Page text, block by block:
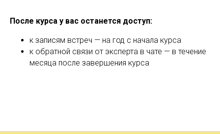
После курса у вас останется доступ:
к записям встреч — на год с начала курса
к обратной связи от эксперта в чате — в течение
месяца после завершения курса